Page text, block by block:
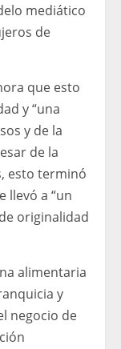
mediático
de
que esto
y “una
y de la
de la
esto terminó
llevó a “un
originalidad
alimentaria
y
negocio de